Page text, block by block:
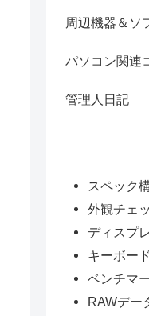
周辺機器＆ソ
パソコン関連
管理人日記
スペック
外観チェ
ディスプ
キーボー
ベンチマ
RAWデー